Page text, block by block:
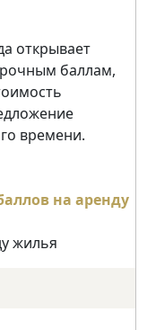
открывает
баллам,
времени.
жилья